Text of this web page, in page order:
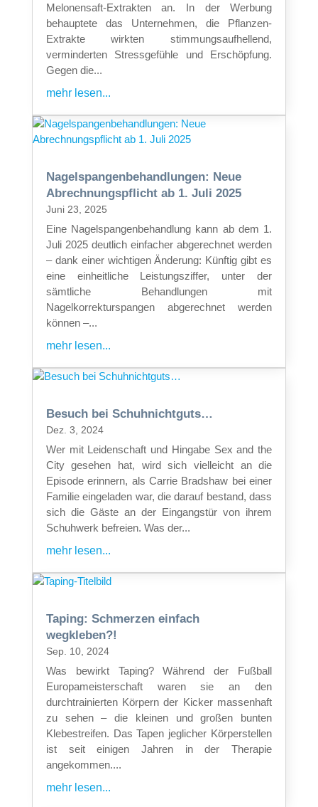
Melonensaft-Extrakten an. In der Werbung
behauptete das Unternehmen, die Pflanzen-
Extrakte wirkten stimmungsaufhellend,
verminderten Stressgefühle und Erschöpfung.
Gegen die...
mehr lesen...
Nagelspangenbehandlungen: Neue
Abrechnungspflicht ab 1. Juli 2025
Juni 23, 2025
Eine Nagelspangenbehandlung kann ab dem 1.
Juli 2025 deutlich einfacher abgerechnet werden
– dank einer wichtigen Änderung: Künftig gibt es
eine einheitliche Leistungsziffer, unter der
sämtliche Behandlungen mit
Nagelkorrekturspangen abgerechnet werden
können –...
mehr lesen...
Besuch bei Schuhnichtguts…
Dez. 3, 2024
Wer mit Leidenschaft und Hingabe Sex and the
City gesehen hat, wird sich vielleicht an die
Episode erinnern, als Carrie Bradshaw bei einer
Familie eingeladen war, die darauf bestand, dass
sich die Gäste an der Eingangstür von ihrem
Schuhwerk befreien. Was der...
mehr lesen...
Taping: Schmerzen einfach
wegkleben?!
Sep. 10, 2024
Was bewirkt Taping? Während der Fußball
Europameisterschaft waren sie an den
durchtrainierten Körpern der Kicker massenhaft
zu sehen – die kleinen und großen bunten
Klebestreifen. Das Tapen jeglicher Körperstellen
ist seit einigen Jahren in der Therapie
angekommen....
mehr lesen...